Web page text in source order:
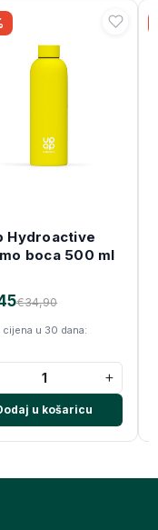
Hydroactive
boca 500 ml
€34,90
cijena u 30 dana:
+
u košaricu